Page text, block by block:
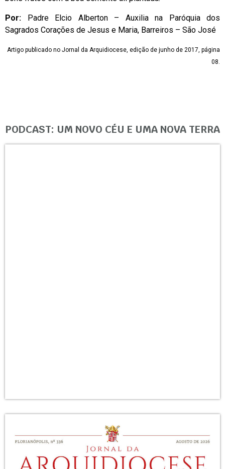
Por: Padre Elcio Alberton – Auxilia na Paróquia dos
Sagrados Corações de Jesus e Maria, Barreiros – São José
Artigo publicado no Jornal da Arquidiocese, edição de junho de 2017, página
08.
PODCAST: UM NOVO CÉU E UMA NOVA TERRA